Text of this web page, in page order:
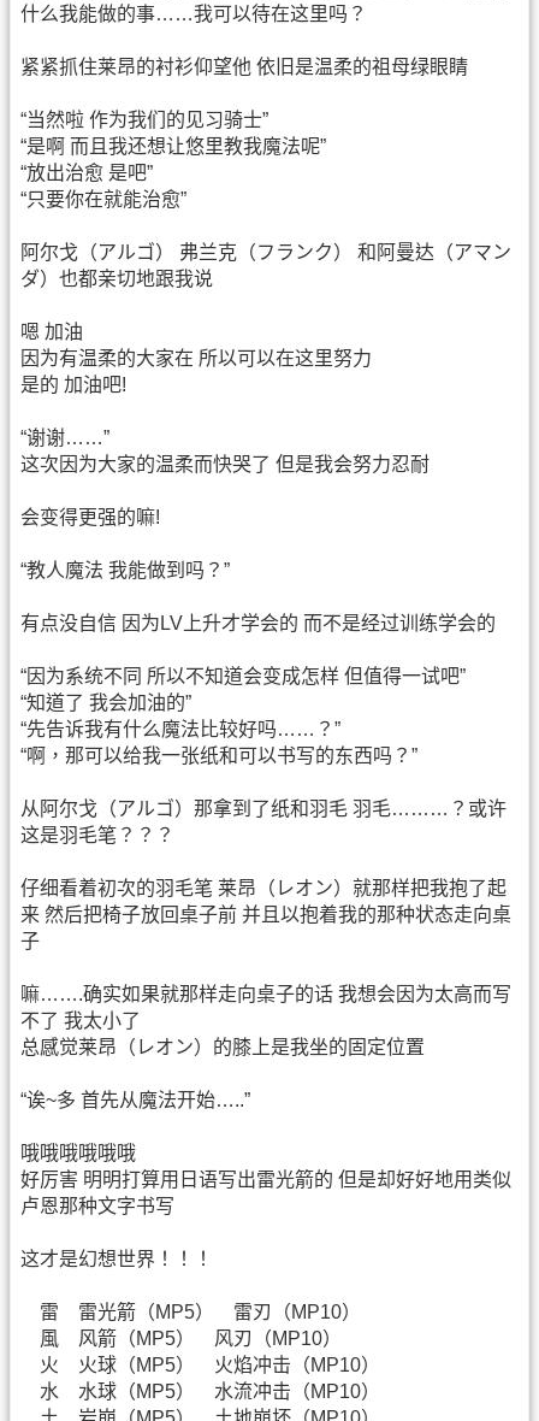
什么我能做的事……我可以待在这里吗？
紧紧抓住莱昂的衬衫仰望他 依旧是温柔的祖母绿眼睛
“当然啦 作为我们的见习骑士”
“是啊 而且我还想让悠里教我魔法呢”
“放出治愈 是吧”
“只要你在就能治愈”
阿尔戈（アルゴ） 弗兰克（フランク） 和阿曼达（アマン
ダ）也都亲切地跟我说
嗯 加油
因为有温柔的大家在 所以可以在这里努力
是的 加油吧!
“谢谢……”
这次因为大家的温柔而快哭了 但是我会努力忍耐
会变得更强的嘛!
“教人魔法 我能做到吗？”
有点没自信 因为LV上升才学会的 而不是经过训练学会的
“因为系统不同 所以不知道会变成怎样 但值得一试吧”
“知道了 我会加油的”
“先告诉我有什么魔法比较好吗……？”
“啊，那可以给我一张纸和可以书写的东西吗？”
从阿尔戈（アルゴ）那拿到了纸和羽毛 羽毛………？或许
这是羽毛笔？？？
仔细看着初次的羽毛笔 莱昂（レオン）就那样把我抱了起
来 然后把椅子放回桌子前 并且以抱着我的那种状态走向桌
子
嘛…….确实如果就那样走向桌子的话 我想会因为太高而写
不了 我太小了
总感觉莱昂（レオン）的膝上是我坐的固定位置
“诶~多 首先从魔法开始…..”
哦哦哦哦哦哦
好厉害 明明打算用日语写出雷光箭的 但是却好好地用类似
卢恩那种文字书写
这才是幻想世界！！！
雷 雷光箭（MP5） 雷刃（MP10）
風 风箭（MP5） 风刃（MP10）
火 火球（MP5） 火焰冲击（MP10）
水 水球（MP5） 水流冲击（MP10）